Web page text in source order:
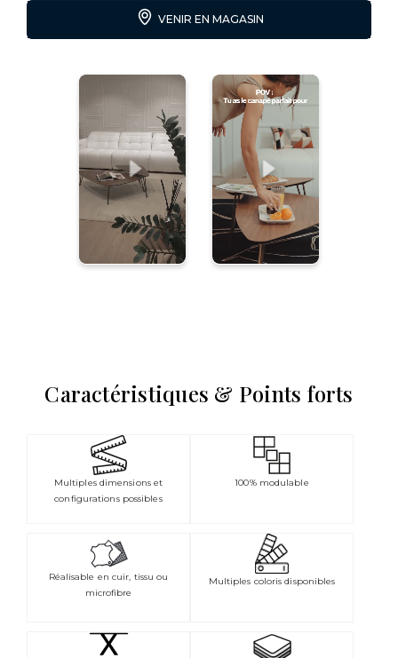
VENIR EN MAGASIN
Caractéristiques & Points forts
Multiples dimensions et
configurations possibles
100% modulable
Réalisable en cuir, tissu ou
microfibre
Multiples coloris disponibles